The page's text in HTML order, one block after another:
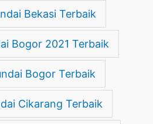
Bekasi Terbaik
Bogor 2021 Terbaik
Bogor Terbaik
Cikarang Terbaik